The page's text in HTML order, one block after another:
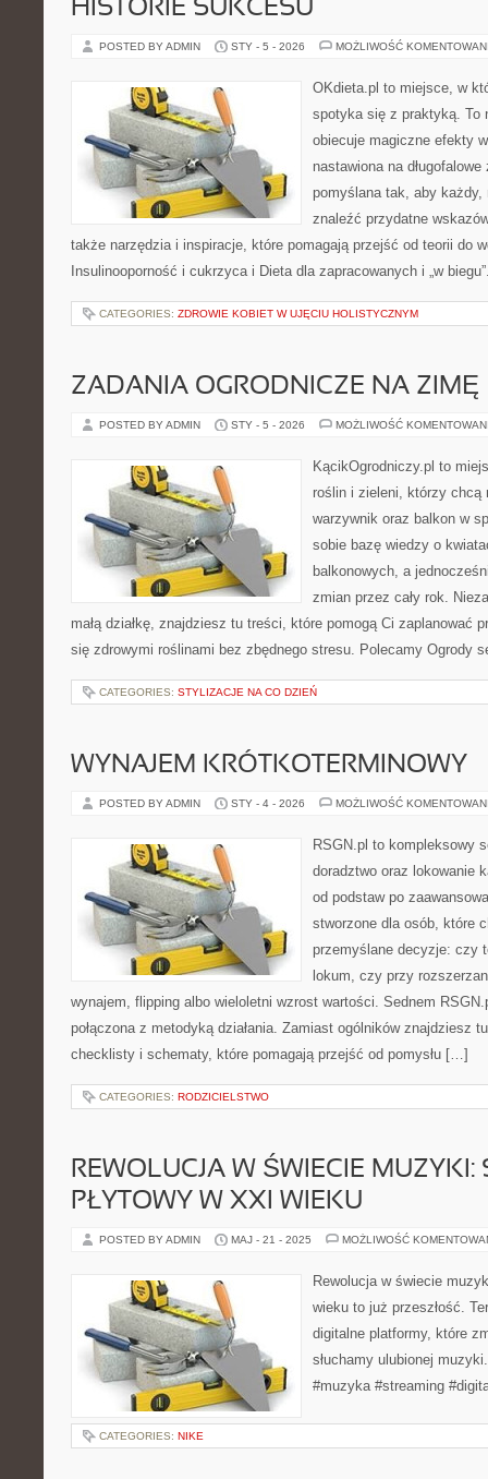
HISTORIE SUKCESU
POSTED BY ADMIN STY - 5 - 2026 MOŻLIWOŚĆ
OKdieta.pl to miejsce, w
spotyka się z praktyką. To
obiecuje magiczne efekty
nastawiona na
pomyślana tak, aby każdy,
znaleźć przydatne
także narzędzia i inspiracje, które pomagają przejść od teorii do
Insulinooporność i cukrzyca i Dieta dla zapracowanych i „w
CATEGORIES: ZDROWIE KOBIET W UJĘCIU HOLISTYCZNYM
ZADANIA OGRODNICZE NA ZIMĘ
POSTED BY ADMIN STY - 5 - 2026 MOŻLIWOŚĆ
KącikOgrodniczy.pl to
roślin i zieleni, którzy chcą
warzywnik oraz balkon w
sobie bazę wiedzy o
balkonowych, a
zmian przez cały rok.
małą działkę, znajdziesz tu treści, które pomogą Ci zaplanować
się zdrowymi roślinami bez zbędnego stresu. Polecamy Ogrody
CATEGORIES: STYLIZACJE NA CO DZIEŃ
WYNAJEM KRÓTKOTERMINOWY
POSTED BY ADMIN STY - 4 - 2026 MOŻLIWOŚĆ
RSGN.pl to kompleksowy
doradztwo oraz lokowanie
od podstaw po
stworzone dla osób, które
przemyślane decyzje: czy
lokum, czy przy
wynajem, flipping albo wieloletni wzrost wartości. Sednem
połączona z metodyką działania. Zamiast ogólników znajdziesz
checklisty i schematy, które pomagają przejść od pomysłu […]
CATEGORIES: RODZICIELSTWO
REWOLUCJA W ŚWIECIE MUZYKI:
PŁYTOWY W XXI WIEKU
POSTED BY ADMIN MAJ - 21 - 2025 MOŻLIWOŚĆ
Rewolucja w świecie
wieku to już przeszłość.
digitalne platformy, które
słuchamy ulubionej
#muzyka #streaming
CATEGORIES: NIKE